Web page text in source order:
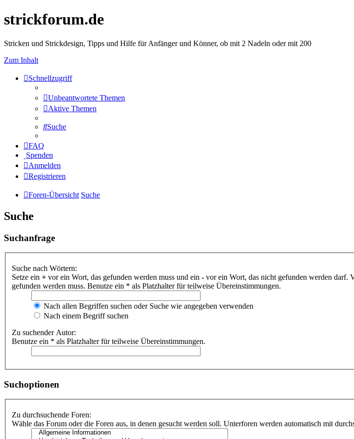
strickforum.de
Stricken und Strickdesign, Tipps und Hilfe für Anfänger und Könner, ob mit 2 Nadeln oder mit 200
Zum Inhalt
Schnellzugriff
Unbeantwortete Themen
Aktive Themen
Suche
FAQ
Spenden
Anmelden
Registrieren
Foren-Übersicht Suche
Suche
Suchanfrage
Suche nach Wörtern:
Setze ein + vor ein Wort, das gefunden werden muss und ein - vor ein Wort, das nicht gefunden werden darf.
gefunden werden muss. Benutze ein * als Platzhalter für teilweise Übereinstimmungen.
Nach allen Begriffen suchen oder Suche wie angegeben verwenden
Nach einem Begriff suchen
Zu suchender Autor:
Benutze ein * als Platzhalter für teilweise Übereinstimmungen.
Suchoptionen
Zu durchsuchende Foren:
Wähle das Forum oder die Foren aus, in denen gesucht werden soll. Unterforen werden automatisch mit